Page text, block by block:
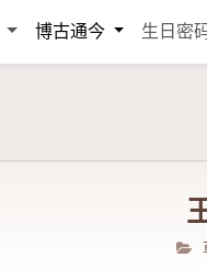
博古通今 生日密